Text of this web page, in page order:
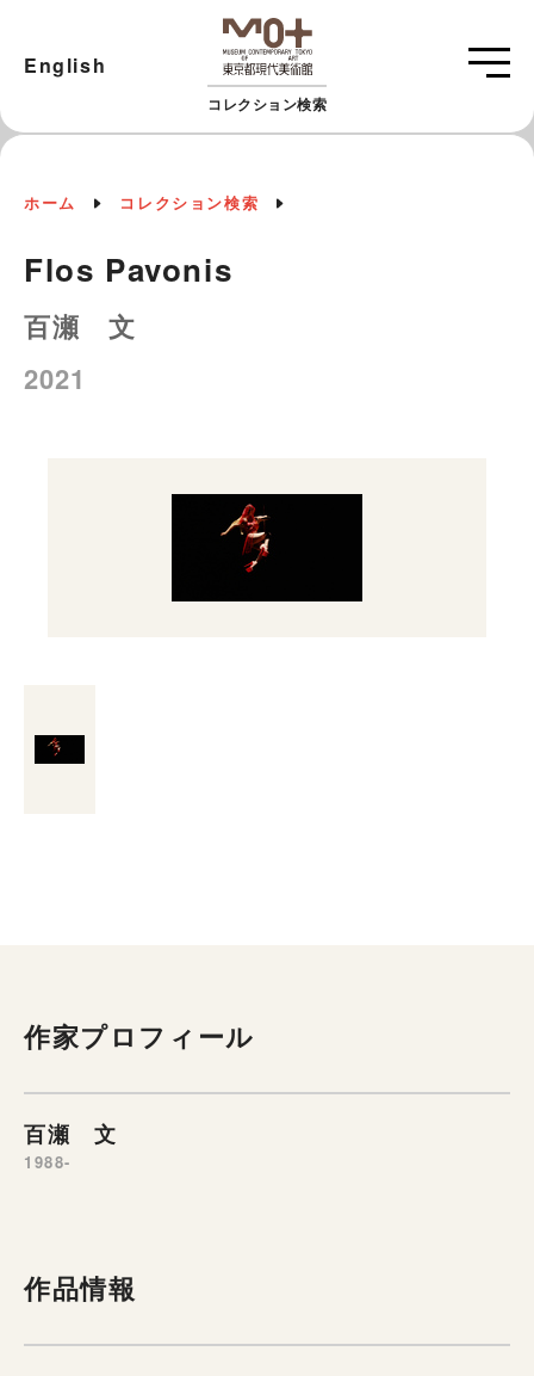
コレクション検索
English
ホーム コレクション検索
Flos Pavonis
百瀬 文
2021
作家プロフィール
百瀬 文
1988-
作品情報